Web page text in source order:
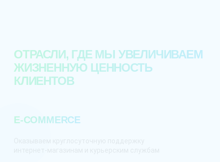
ОТРАСЛИ, ГДЕ МЫ УВЕЛИЧИВАЕМ
ЖИЗНЕННУЮ ЦЕННОСТЬ
КЛИЕНТОВ
E-COMMERCE